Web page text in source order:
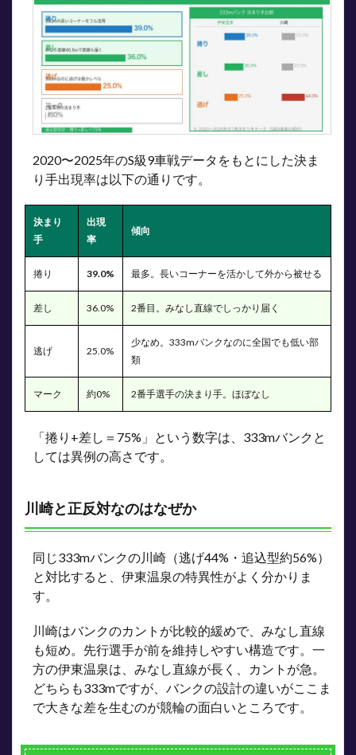
2020〜2025年のS級9車戦データをもとにした決ま
り手出現率は以下の通りです。
決まり
手
出現
率
傾向
捲り 39.0% 最多。長いコーナーを活かして外から被せる
差し 36.0% 2番目。みなし直線でしっかり届く
逃げ 25.0%
少なめ。333mバンクなのに全国でも低い部
類
マーク 約0% 2番手選手の決まり手。ほぼなし
「捲り+差し＝75%」という数字は、333mバンクと
しては異例の高さです。
川崎と正反対なのはなぜか
同じ333mバンクの川崎（逃げ44%・追込型約56%）
と対比すると、伊東温泉の特異性がよく分かりま
す。
川崎はバンクのカントが比較的緩めで、みなし直線
も短め。先行選手が前を維持しやすい構造です。一
方の伊東温泉は、みなし直線が長く、カントが急。
どちらも333mですが、バンクの設計の違いがここま
で大きな差を生むのが競輪の面白いところです。